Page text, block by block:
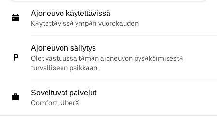
Ajoneuvo käytettävissä
Käytettävissä ympäri vuorokauden
Ajoneuvon säilytys
Olet vastuussa tämän ajoneuvon pysäköimisestä
turvalliseen paikkaan.
Soveltuvat palvelut
Comfort, UberX